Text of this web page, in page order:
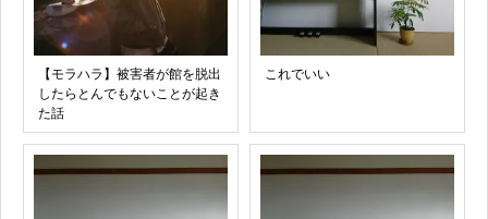
【モラハラ】被害者が館を脱出
したらとんでもないことが起き
た話
これでいい